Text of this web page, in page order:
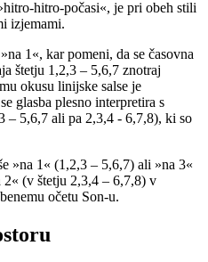
hitro-počasi«, je pri obeh stili
izjemami.
1«, kar pomeni, da se časovna
štetju 1,2,3 – 5,6,7 znotraj
okusu linijske salse je
glasba plesno interpretira s
– 5,6,7 ali pa 2,3,4 - 6,7,8), ki so
»na 1« (1,2,3 – 5,6,7) ali »na 3«
(v štetju 2,3,4 – 6,7,8) v
očetu Son-u.